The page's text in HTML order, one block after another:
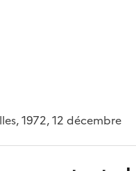
1972, 12 décembre